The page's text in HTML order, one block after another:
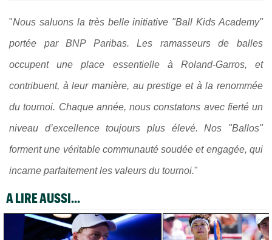
"Nous saluons la très belle initiative "Ball Kids Academy"
portée par BNP Paribas. Les ramasseurs de balles
occupent une place essentielle à Roland-Garros, et
contribuent, à leur manière, au prestige et à la renommée
du tournoi. Chaque année, nous constatons avec fierté un
niveau d’excellence toujours plus élevé. Nos "Ballos"
forment une véritable communauté soudée et engagée, qui
incarne parfaitement les valeurs du tournoi."
A LIRE AUSSI...